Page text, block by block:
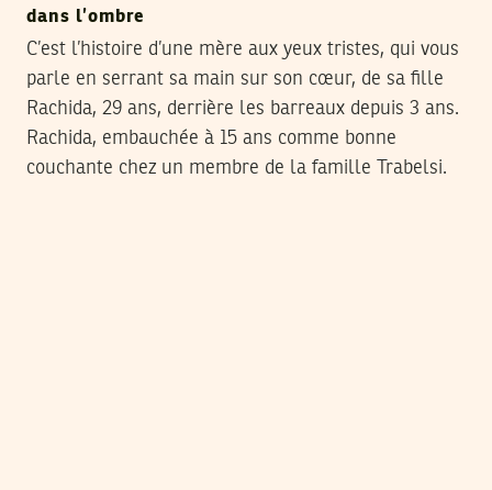
dans l’ombre
C’est l’histoire d’une mère aux yeux tristes, qui vous
parle en serrant sa main sur son cœur, de sa fille
Rachida, 29 ans, derrière les barreaux depuis 3 ans.
Rachida, embauchée à 15 ans comme bonne
couchante chez un membre de la famille Trabelsi.